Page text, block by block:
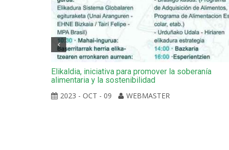
Elikaldia, iniciativa para promover la soberanía
alimentaria y la sostenibilidad
2023 - OCT - 09
WEBMASTER